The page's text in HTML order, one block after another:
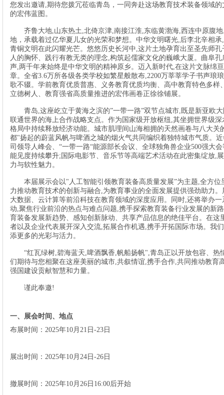
您发出邀请,期待您拨冗莅临青岛，一同奔赴这场教育技术装备领域
的宏伟蓝图。
齐鲁大地,山东热土,北倚京津,南接江淮,东临黄渤海,西连中原腹
地，承载着过亿华夏儿女的光荣和梦想。中华文明曙光,后李北辛相
青铜文明在此闪耀光芒。悠悠历史长河中,这片土地孕育出至圣先师
人的胸怀、践行有教无类的理念,构筑起儒家文化的巍峨大厦。曲阜
声,两千年来始终是中华文明的精神原乡。迈入新时代,在这片文脉绵
章。全省3.6万所各级各类学校如繁星般散布,2200万莘莘学子书声琅
歌不辍。学前教育优质普惠、义务教育优质均衡、高中教育特色多样
立德树人、教育强省高质量推进的宏伟画卷正徐徐铺展。
青岛,这座屹立于黄海之滨的”一带一路”双节点城市,既是新亚欧
联通世界的海上合作战略支点。作为国家级开放枢纽,其坐拥世界级
格局中持续释放经济动能。城市肌理间山海相拥的天然画卷与八大关
都"扬起的蔚蓝风帆与啤酒之城的烟火气共同编织着独特城市气质。
司领导人峰会、“一带一路“能源部长会议、全球独角兽企业500强大
能见度持续攀升;国际电影节、音乐节等高端艺术活动在此密集绽放,
力与软性魅力。
本届展示会以"人工智能引领教育装备高质量发展”为主题,全方
力推动教育技术的创新与融合,为教育事业的全面发展提供强劲助力
大数据、云计算等前沿科技在教育领域的深度应用。同时,还将举办
动,聚焦行业前沿的热点与难点问题,携手探索教育装备行业发展的新
育装备发展新趋势、感知创新脉动、共享产品信息的绝佳平台。在这
者以及企业代表展开深入交流,拓展合作机遇,携手开拓国际市场。我
添更多的光彩与活力。
“红瓦绿树,碧海蓝天,啤酒飘香,帆船扬帆",青岛正以开放包容、热
们期待与您相聚在这座美丽的城市,共叙情谊,携手合作,共同推动教育
强国建设贡献智慧和力量。
谨此奉邀!
一、展会时间、地点
布展时间： 2025年10月21日-23日
展出时间： 2025年10月24日-26日
撤展时间： 2025年10月26日16:00后开始